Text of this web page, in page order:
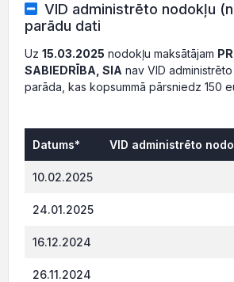
VID administrēto nodokļu
parādu dati
Uz 15.03.2025 nodokļu maksātājam
SABIEDRĪBA, SIA nav VID
parāda, kas kopsummā pārsniedz 150
Datums* VID administrēto
10.02.2025
24.01.2025
16.12.2024
26.11.2024